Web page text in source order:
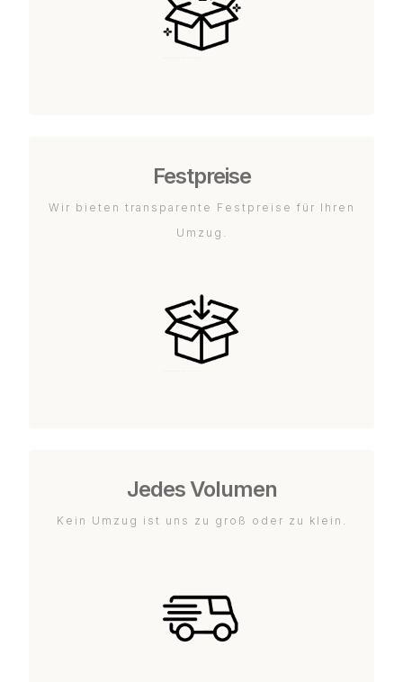
Festpreise
Wir bieten transparente Festpreise für Ihren
Umzug.
Jedes Volumen
Kein Umzug ist uns zu groß oder zu klein.